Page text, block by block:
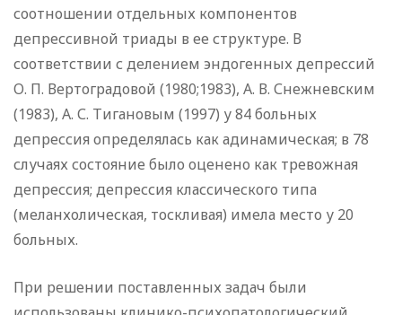
соотношении отдельных компонентов
депрессивной триады в ее структуре. В
соответствии с делением эндогенных депрессий
О. П. Вертоградовой (1980;1983), А. В. Снежневским
(1983), А. С. Тигановым (1997) у 84 больных
депрессия определялась как адинамическая; в 78
случаях состояние было оценено как тревожная
депрессия; депрессия классического типа
(меланхолическая, тоскливая) имела место у 20
больных.
При решении поставленных задач были